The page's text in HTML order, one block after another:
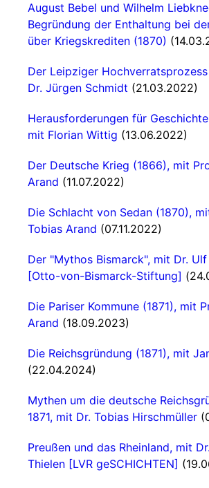
August Bebel und Wilhelm
Begründung der Enthaltung bei
über Kriegskrediten (1870)
Der Leipziger
Dr. Jürgen Schmidt (21.03.2022)
Herausforderungen für
mit Florian Wittig (13.06.2022)
Der Deutsche Krieg (1866), mit
Arand (11.07.2022)
Die Schlacht von Sedan (1870),
Tobias Arand (07.11.2022)
Der "Mythos Bismarck", mit Dr.
[Otto-von-Bismarck-Stiftung]
Die Pariser Kommune (1871), mit
Arand (18.09.2023)
Die Reichsgründung (1871), mit
(22.04.2024)
Mythen um die deutsche
1871, mit Dr. Tobias Hirschmüller
Preußen und das Rheinland, mit
Thielen [LVR geSCHICHTEN]